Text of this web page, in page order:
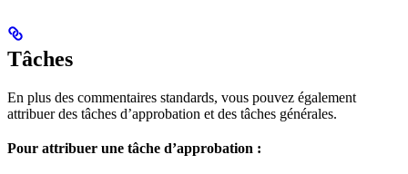
Tâches
En plus des commentaires standards, vous pouvez également
attribuer des tâches d’approbation et des tâches générales.
Pour attribuer une tâche d’approbation :